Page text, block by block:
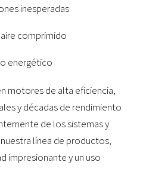
inesperadas
comprimido
energético
motores de alta eficiencia,
y décadas de rendimiento
de los sistemas y
línea de productos,
impresionante y un uso